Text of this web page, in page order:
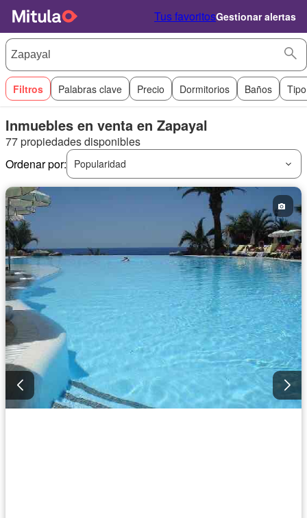
Tus favoritosGestionar alertas
Filtros Palabras clave Precio Dormitorios Baños
Inmuebles en venta en Zapayal
77 propiedades disponibles
Ordenar por:
Popularidad